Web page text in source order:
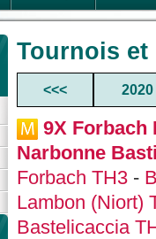
Tournois
<<< 2020
9X Forbach
Narbonne
Forbach TH3 -
Lambon (Niort)
Bastelicaccia